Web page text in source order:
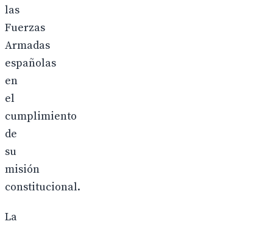
las
Fuerzas
Armadas
españolas
en
el
cumplimiento
de
su
misión
constitucional.
La